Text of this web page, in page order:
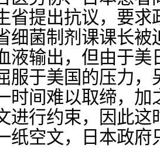
省提出抗议，要
细菌制剂课课长
液输出，但由于
服于美国的压力
时间难以取缔，
进行约束，因此
纸空文，日本政